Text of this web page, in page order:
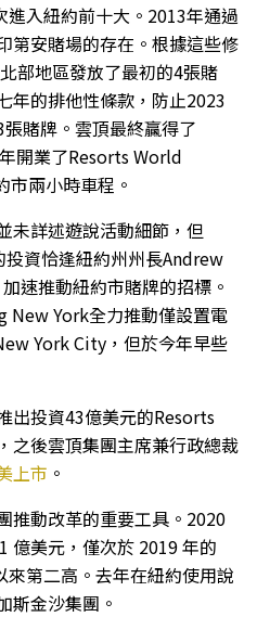
入紐約前十大。2013年通過
第安賭場的存在。根據這些修
部地區發放了最初的4張賭
年的排他性條款，防止2023
賭牌。雲頂最終贏得了
開業了Resorts World
兩小時車程。
未詳述遊說活動細節，但
資恰逢紐約州州長Andrew
速推動紐約市賭牌的招標。
New York全力推動僅設置電
York City，但於今年早些
出投資43億美元的Resorts
之後雲頂集團主席兼行政總裁
上市 。
推動改革的重要工具。2020
億美元，僅次於 2019 年的
第二高。去年在紐約使用說
斯金沙集團。